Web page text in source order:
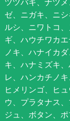
ゼ、ニガキ、ニ
ルシ、ニワトコ
ギ、ハウチワカ
ノキ、ハナイカ
キ、ハナミズキ
レ、ハンカチノ
ヒメリンゴ、ヒ
ウ、プラタナス
ジュ、ボタン、